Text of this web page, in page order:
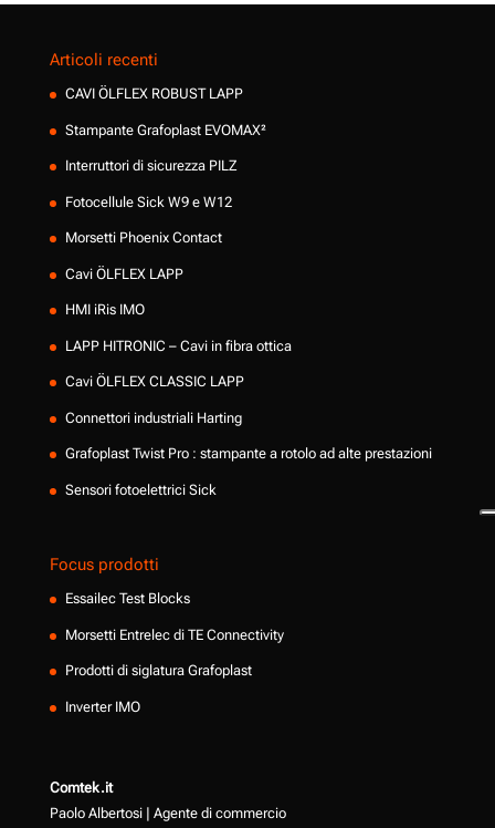
Articoli recenti
CAVI ÖLFLEX ROBUST LAPP
Stampante Grafoplast EVOMAX²
Interruttori di sicurezza PILZ
Fotocellule Sick W9 e W12
Morsetti Phoenix Contact
Cavi ÖLFLEX LAPP
HMI iRis IMO
LAPP HITRONIC – Cavi in fibra ottica
Cavi ÖLFLEX CLASSIC LAPP
Connettori industriali Harting
Grafoplast Twist Pro : stampante a rotolo ad alte prestazioni
Sensori fotoelettrici Sick
Focus prodotti
Essailec Test Blocks
Morsetti Entrelec di TE Connectivity
Prodotti di siglatura Grafoplast
Inverter IMO
Comtek.it
Paolo Albertosi | Agente di commercio